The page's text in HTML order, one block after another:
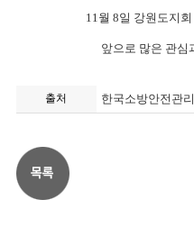
11월 8일 강원도지
앞으로 많은 관심
출처 한국소방안전관